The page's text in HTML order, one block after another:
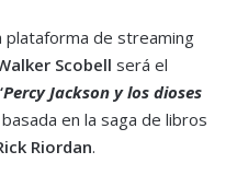
plataforma de streaming
Scobell será el
Percy Jackson y los dioses
en la saga de libros
Riordan.